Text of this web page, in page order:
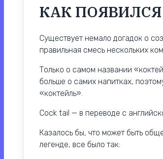
КАК ПОЯВИЛСЯ
Существует немало догадок о
правильная смесь нескольких
Только о самом названии
больше о самих напитках,
«коктейль».
Cock tail — в переводе с
Казалось бы, что может быть
легенде, все было так: